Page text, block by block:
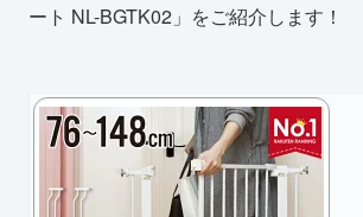
ート NL-BGTK02」をご紹介します！